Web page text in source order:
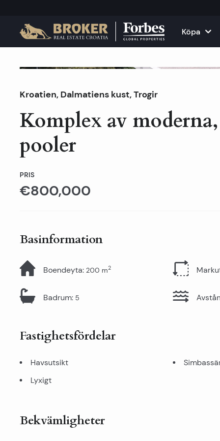
Köpa
Hus och villor
Lägenheter
Tomter
Alla
Hus och
Kroatien, Dalmatiens kust,Trogir
Komplex av
pooler
PRIS
€800,000
Basinformation
Boendeyta: 200 m2
Badrum: 5
Fastighetsfördelar
Havsutsikt
Lyxigt
Bekvämligheter